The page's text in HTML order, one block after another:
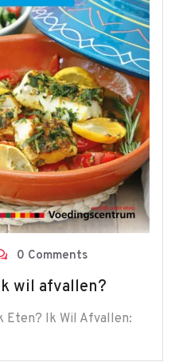
0 Comments
wil afvallen?
Eten? Ik Wil Afvallen: